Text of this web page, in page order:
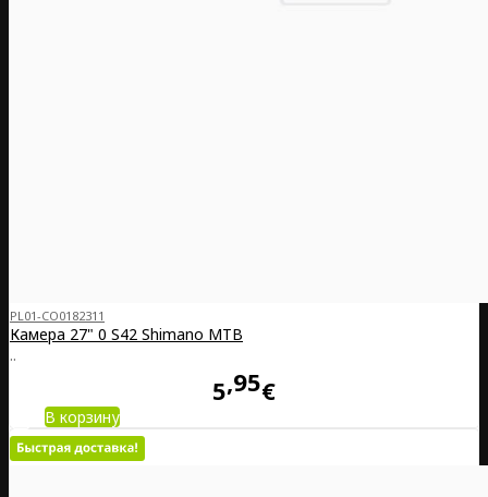
PL01-CO0182311
Камера 27" 0 S42 Shimano MTB
..
5 95€
В корзину